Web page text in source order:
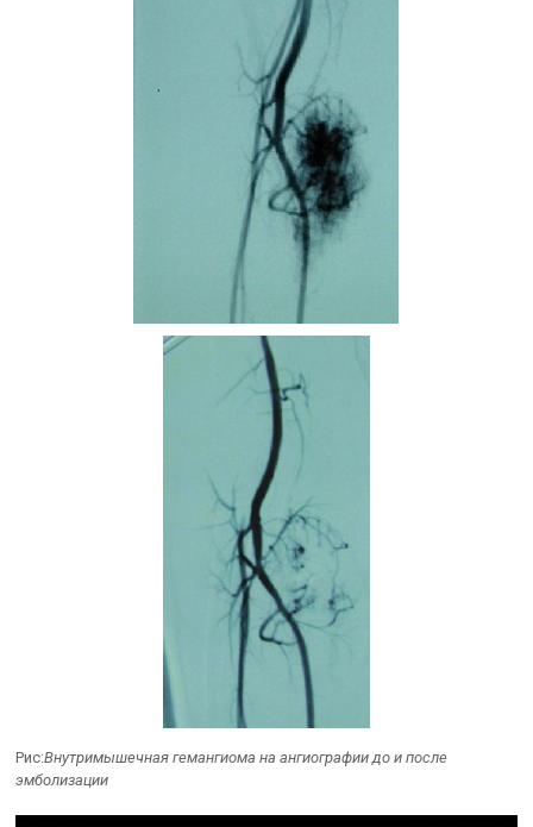
Рис:Внутримышечная гемангиома на ангиографии до и после
эмболизации